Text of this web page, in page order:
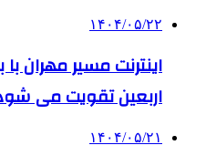
۱۴۰۴/۰۵/۲۲
اینترنت مسیر مهران با
اربعین تقویت می
۱۴۰۴/۰۵/۲۱